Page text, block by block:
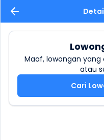
Maaf, lowongan
atau
Cari